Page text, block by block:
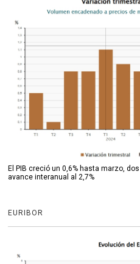
El PIB creció un 0,6% hasta marzo,
avance interanual al 2,7%
EURIBOR